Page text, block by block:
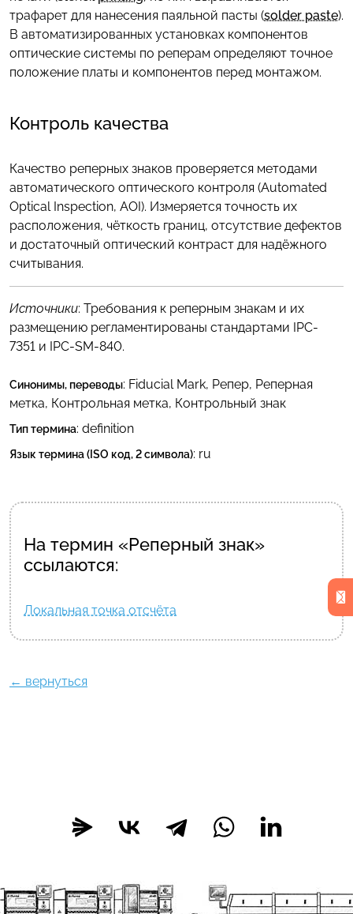
трафарет для нанесения паяльной пасты (solder paste).
В автоматизированных установках компонентов
оптические системы по реперам определяют точное
положение платы и компонентов перед монтажом.
Контроль качества
Качество реперных знаков проверяется методами
автоматического оптического контроля (Automated
Optical Inspection, AOI). Измеряется точность их
расположения, чёткость границ, отсутствие дефектов
и достаточный оптический контраст для надёжного
считывания.
Источники: Требования к реперным знакам и их
размещению регламентированы стандартами IPC-
7351 и IPC-SM-840.
Синонимы, переводы: Fiducial Mark, Репер, Реперная
метка, Контрольная метка, Контрольный знак
Тип термина: definition
Язык термина (ISO код, 2 символа): ru
На термин «Реперный знак»
ссылаются:
Локальная точка отсчёта
← вернуться